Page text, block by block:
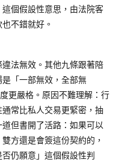
個假設性意思，由法院客
不錯就好。
法無效。其他九條跟著陪
「一部無效，全部無
更嚴格。原因不難理解：行
常比私人交易更緊密，抽
但書開了活路：如果可以
方還是會簽這份契約的，
仍願意」這個假設性判